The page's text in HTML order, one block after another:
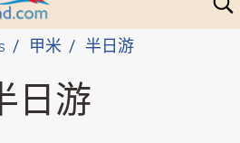
甲米 半日游
日游